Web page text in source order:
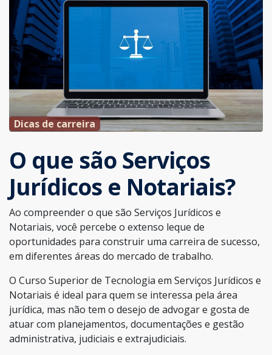
Dicas de carreira
O que são Serviços
Jurídicos e Notariais?
Ao compreender o que são Serviços Jurídicos e
Notariais, você percebe o extenso leque de
oportunidades para construir uma carreira de sucesso,
em diferentes áreas do mercado de trabalho.
O Curso Superior de Tecnologia em Serviços Jurídicos e
Notariais é ideal para quem se interessa pela área
jurídica, mas não tem o desejo de advogar e gosta de
atuar com planejamentos, documentações e gestão
administrativa, judiciais e extrajudiciais.